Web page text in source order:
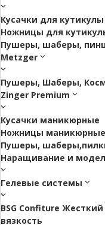
Кусачки для
Ножницы для
Пушеры, шаберы,
Metzger
Пушеры, Шаберы,
Zinger Premium
Кусачки маникюрные
Ножницы маникюрные
Пушеры,
Наращивание и
Гелевые системы
BSG Confiture
вязкость